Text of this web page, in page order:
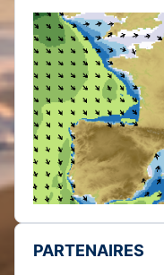
PARTENAIRES